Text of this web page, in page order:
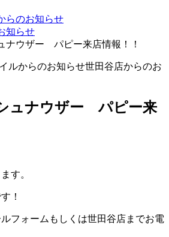
らのお知らせ
知らせ
ナウザー パピー来店情報！！
ルからのお知らせ世田谷店からのお
ュナウザー パピー来
す。
！
フォームもしくは世田谷店までお電